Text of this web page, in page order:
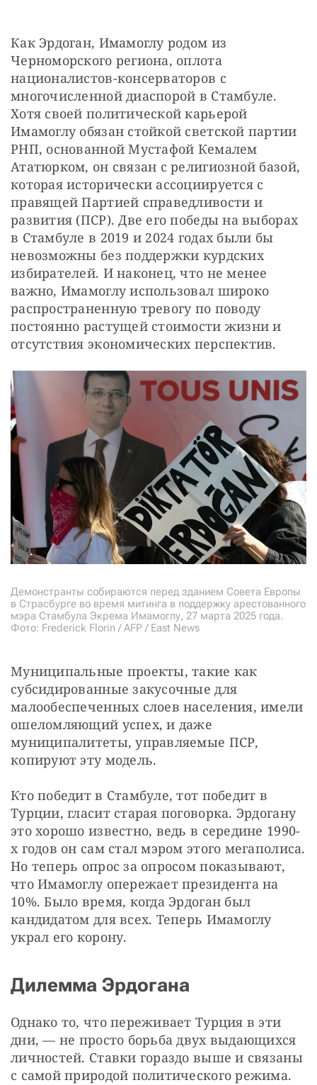
Как Эрдоган, Имамоглу родом из
Черноморского региона, оплота
националистов-консерваторов с
многочисленной диаспорой в Стамбуле.
Хотя своей политической карьерой
Имамоглу обязан стойкой светской партии
РНП, основанной Мустафой Кемалем
Ататюрком, он связан с религиозной базой,
которая исторически ассоциируется с
правящей Партией справедливости и
развития (ПСР). Две его победы на выборах
в Стамбуле в 2019 и 2024 годах были бы
невозможны без поддержки курдских
избирателей. И наконец, что не менее
важно, Имамоглу использовал широко
распространенную тревогу по поводу
постоянно растущей стоимости жизни и
отсутствия экономических перспектив.
Демонстранты собираются перед зданием Совета Европы
в Страсбурге во время митинга в поддержку арестованного
мэра Стамбула Экрема Имамоглу, 27 марта 2025 года.
Фото: Frederick Florin / AFP / East News
Муниципальные проекты, такие как
субсидированные закусочные для
малообеспеченных слоев населения, имели
ошеломляющий успех, и даже
муниципалитеты, управляемые ПСР,
копируют эту модель.
Кто победит в Стамбуле, тот победит в
Турции, гласит старая поговорка. Эрдогану
это хорошо известно, ведь в середине 1990-
х годов он сам стал мэром этого мегаполиса.
Но теперь опрос за опросом показывают,
что Имамоглу опережает президента на
10%. Было время, когда Эрдоган был
кандидатом для всех. Теперь Имамоглу
украл его корону.
Дилемма Эрдогана
Однако то, что переживает Турция в эти
дни, — не просто борьба двух выдающихся
личностей. Ставки гораздо выше и связаны
с самой природой политического режима.